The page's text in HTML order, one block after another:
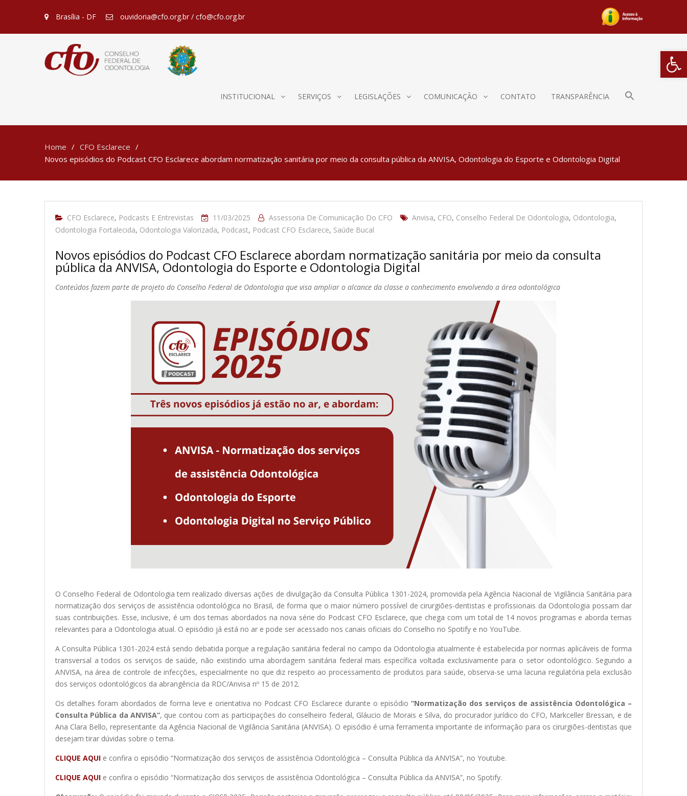
Barra de
Brasília - DF ouvidoria@cfo.org.br / cfo@cfo.org.br
INSTITUCIONAL SERVIÇOS LEGISLAÇÕES COMUNICAÇÃO CONTATO TRANSPARÊNCIA
Home
CFO Esclarece
Novos episódios do Podcast CFO Esclarece abordam normatização sanitária por meio da consulta pública da ANVISA, Odontologia do Esporte e Odontologia Digital
CFO Esclarece, Podcasts E Entrevistas 11/03/2025 Assessoria De Comunicação Do CFO Anvisa, CFO, Conselho Federal De Odontologia, Odontologia,
Odontologia Fortalecida, Odontologia Valorizada, Podcast, Podcast CFO Esclarece, Saúde Bucal
Novos episódios do Podcast CFO Esclarece abordam normatização sanitária por meio da consulta
pública da ANVISA, Odontologia do Esporte e Odontologia Digital
Conteúdos fazem parte de projeto do Conselho Federal de Odontologia que visa ampliar o alcance da classe a conhecimento envolvendo a área odontológica
O Conselho Federal de Odontologia tem realizado diversas ações de divulgação da Consulta Pública 1301-2024, promovida pela Agência Nacional de Vigilância Sanitária para
normatização dos serviços de assistência odontológica no Brasil, de forma que o maior número possível de cirurgiões-dentistas e profissionais da Odontologia possam dar
suas contribuições. Esse, inclusive, é um dos temas abordados na nova série do Podcast CFO Esclarece, que chega com um total de 14 novos programas e aborda temas
relevantes para a Odontologia atual. O episódio já está no ar e pode ser acessado nos canais oficiais do Conselho no Spotify e no YouTube.
A Consulta Pública 1301-2024 está sendo debatida porque a regulação sanitária federal no campo da Odontologia atualmente é estabelecida por normas aplicáveis de forma
transversal a todos os serviços de saúde, não existindo uma abordagem sanitária federal mais específica voltada exclusivamente para o setor odontológico. Segundo a
ANVISA, na área de controle de infecções, especialmente no que diz respeito ao processamento de produtos para saúde, observa-se uma lacuna regulatória pela exclusão
dos serviços odontológicos da abrangência da RDC/Anvisa nº 15 de 2012.
Os detalhes foram abordados de forma leve e orientativa no Podcast CFO Esclarece durante o episódio “Normatização dos serviços de assistência Odontológica –
Consulta Pública da ANVISA”, que contou com as participações do conselheiro federal, Gláucio de Morais e Silva, do procurador jurídico do CFO, Markceller Bressan, e de
Ana Clara Bello, representante da Agência Nacional de Vigilância Sanitária (ANVISA). O episódio é uma ferramenta importante de informação para os cirurgiões-dentistas que
desejam tirar dúvidas sobre o tema.
CLIQUE AQUI e confira o episódio “Normatização dos serviços de assistência Odontológica – Consulta Pública da ANVISA”, no Youtube.
CLIQUE AQUI e confira o episódio “Normatização dos serviços de assistência Odontológica – Consulta Pública da ANVISA”, no Spotify.